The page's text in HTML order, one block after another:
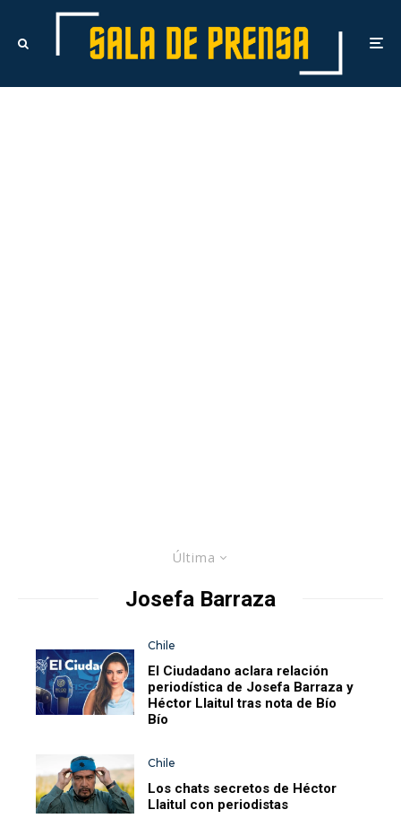
Última
Josefa Barraza
Chile
El Ciudadano aclara relación
periodística de Josefa Barraza y
Héctor Llaitul tras nota de Bío
Bío
Chile
Los chats secretos de Héctor
Llaitul con periodistas